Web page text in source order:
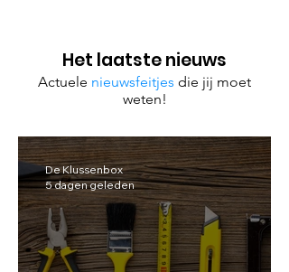
Het laatste nieuws
Actuele nieuwsfeitjes die jij moet
weten!
De Klussenbox
5 dagen geleden